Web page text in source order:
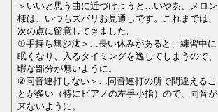
＞いいと思う曲に近づけようと…いやあ、メロン
様は、いつもズバリお見通しです。これまでは、
次の点に留意してきました。
①手持ち無沙汰＞…長い休みがあると、練習中に
眠くなり、入るタイミングを逸してしまうので、
暇な部分が無いように。
②同音連打しない＞…同音連打の所で間違えるこ
とが多い（特にピアノの左手小指）ので、同音が
来ないように。